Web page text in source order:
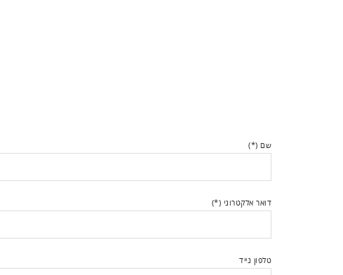
שם (*)
דואר אלקטרוני (*)
טלפון נייד